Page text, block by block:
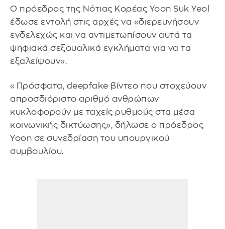
Ο πρόεδρος της Νότιας Κορέας Yoon Suk Yeol
έδωσε εντολή στις αρχές να «διερευνήσουν
ενδελεχώς και να αντιμετωπίσουν αυτά τα
ψηφιακά σεξουαλικά εγκλήματα για να τα
εξαλείψουν».
«Πρόσφατα, deepfake βίντεο που στοχεύουν
απροσδιόριστο αριθμό ανθρώπων
κυκλοφορούν με ταχείς ρυθμούς στα μέσα
κοινωνικής δικτύωσης», δήλωσε ο πρόεδρος
Yoon σε συνεδρίαση του υπουργικού
συμβουλίου.